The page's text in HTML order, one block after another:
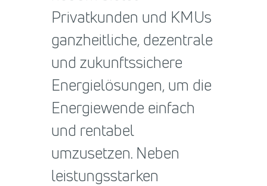
Privatkunden und KMUs
ganzheitliche, dezentrale
und zukunftssichere
Energielösungen, um die
Energiewende einfach
und rentabel
umzusetzen. Neben
leistungsstarken